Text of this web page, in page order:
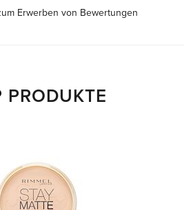
Erwerben von Bewertungen
PRODUKTE